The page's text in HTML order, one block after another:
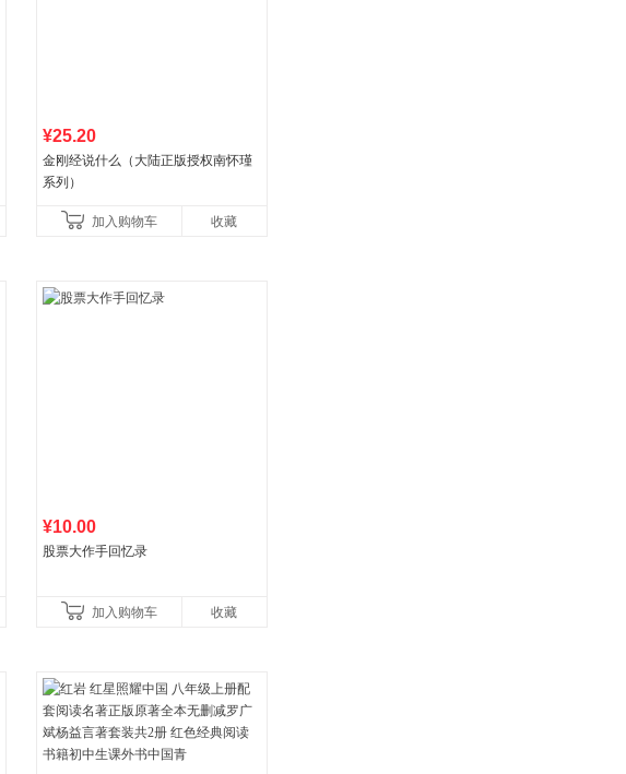
¥25.20
金刚经说什么（大陆正版授权南怀瑾
系列）
加入购物车 收藏
¥10.00
股票大作手回忆录
加入购物车 收藏